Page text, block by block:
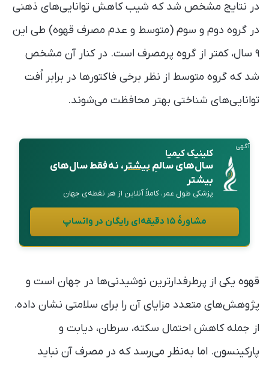
در نتایج مشخص شد که شیب کاهش توانایی‌های ذهنی
در گروه دوم و سوم (متوسط و عدم مصرف قهوه) طی این
۹ سال، کمتر از گروه پرمصرف است. در کنار آن مشخص
شد که گروه متوسط از نظر برخی فاکتور‌ها در برابر اُفت
توانایی‌های شناختی بهتر محافظت می‌شوند.
آگهی
کلینیک کیمیا
سال‌های سالمِبیشتر، نه فقط سال‌های
بیشتر
پزشکی طول عمر، کاملاً آنلاین از هر نقطه‌ی جهان
مشاورهٔ ۱۵ دقیقه‌ای رایگان در واتساپ
قهوه‌ یکی از پرطرفدارترین نوشیدنی‌ها در جهان است و
پژوهش‌های متعدد مزایای آن را برای سلامتی نشان داده.
از جمله کاهش احتمال سکته‌، سرطان، دیابت و
پارکینسون. اما به‌نظر می‌رسد که در مصرف آن نباید